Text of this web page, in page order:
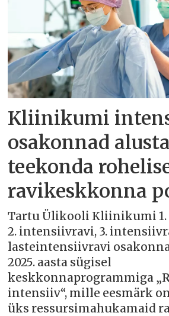
Kliinikumi
osakonnad
teekonda
ravikeskkonna
Tartu Ülikooli Kliinikumi
2. intensiivravi, 3.
lasteintensiivravi
2025. aasta sügisel
keskkonnaprogrammiga
intensiiv“, mille eesmärk
üks ressursimahukamaid